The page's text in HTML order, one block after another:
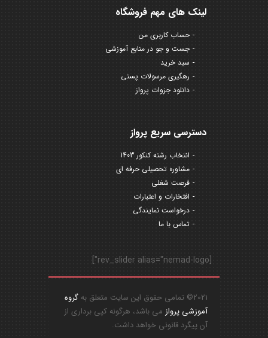
لینک های مهم فروشگاه
حساب کاربری من
جست و جو در منابع آموزشی
سبد خرید
رهگیری مرسولات پستی
دانلود جزوات پرواز
دسترسی سریع پرواز
انتخاب رشته کنکور 1403
مشاوره تحصیلی حرفه ای
فرصت شغلی
افتخارات و اعتبارات
درخواست نمایندگی
تماس با ما
[rev_slider alias="nemad-logo"]
2021© تمامی حقوق این سایت متعلق به
گروه
آموزشی پرواز می باشد، هرگونه کپی برداری از
آن پیگرد قانونی خواهد داشت.